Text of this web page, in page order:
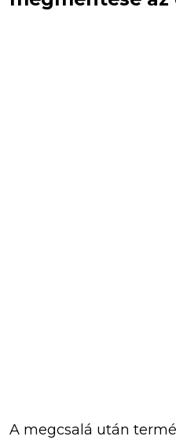
A megcsalá után